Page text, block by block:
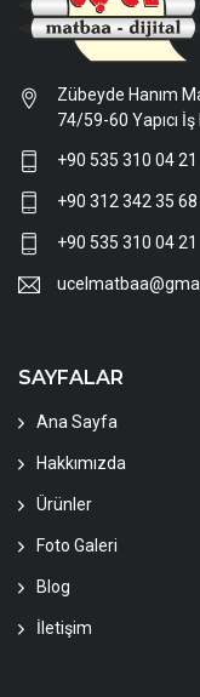
Zübeyde Hanım
74/59-60 Yapıcı
+90 535 310 04 21
+90 312 342 35 68
+90 535 310 04 21
SAYFALAR
Ana Sayfa
Hakkımızda
Ürünler
Foto Galeri
Blog
İletişim